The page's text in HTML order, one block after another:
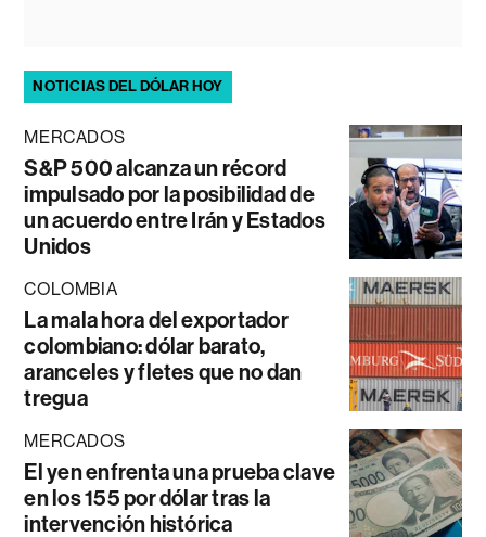
NOTICIAS DEL DÓLAR HOY
MERCADOS
S&P 500 alcanza un récord
impulsado por la posibilidad de
un acuerdo entre Irán y Estados
Unidos
COLOMBIA
La mala hora del exportador
colombiano: dólar barato,
aranceles y fletes que no dan
tregua
MERCADOS
El yen enfrenta una prueba clave
en los 155 por dólar tras la
intervención histórica